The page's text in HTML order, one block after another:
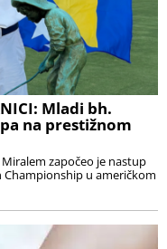
Mladi bh.
na prestižnom
započeo je nastup
Championship u američkom